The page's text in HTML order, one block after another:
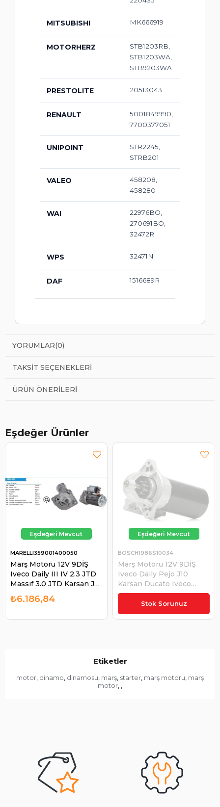
MITSUBISHI MK666919
MOTORHERZ
STB1203RB,
STB1203WA,
STB9203WA
PRESTOLITE 20513043
RENAULT
5001849990,
7700377051
UNIPOINT
STR2245,
STRB201
VALEO
458208,
458280
WAI
22976BO,
270691BO,
32472R
WPS 32471N
DAF 1516689R
YORUMLAR(0)
TAKSIT SEÇENEKLERI
ÜRÜN ÖNERILERI
Eşdeğer Ürünler
Marş Motoru 12V 9DİŞ
Iveco Daily III IV 2.3 JTD
Massıf 3.0 JTD Karsan J10
2.3JTD | MARELLI
359001400050
MARELLI359001400050
₺6.186,84 Stok Sorunuz
Marş Motoru 12V 9DİŞ
Iveco Daily Pejo J10
Karsan Ducato Iveco
Daily Fuso Canter
Peugeot Karsan J10 |
BOSCH 1986S10034
BOSCH1986S10034
₺7.600,72
Etiketler
motor, dinamo, dinamosu, marş, starter, marş motoru, marş
motor, ,